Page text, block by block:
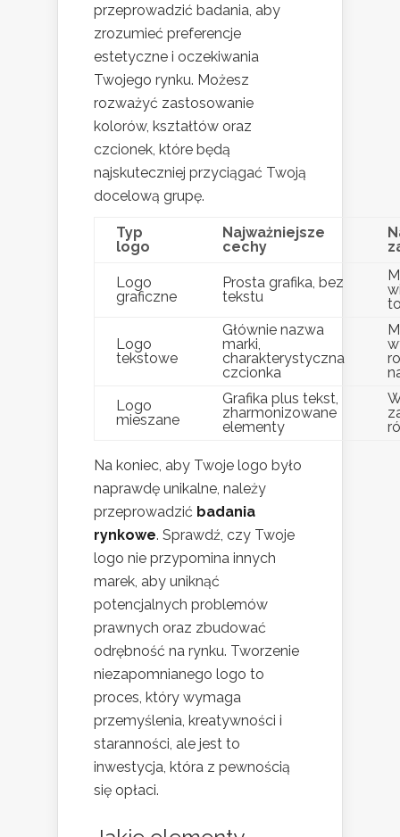
przeprowadzić badania, aby
zrozumieć preferencje
estetyczne i oczekiwania
Twojego rynku. Możesz
rozważyć zastosowanie
kolorów, kształtów oraz
czcionek, które będą
najskuteczniej przyciągać Twoją
docelową grupę.
Typ
logo
Najważniejsze
cechy
Logo
graficzne
Prosta grafika, bez
tekstu
Logo
tekstowe
Głównie nazwa
marki,
charakterystyczna
czcionka
Logo
mieszane
Grafika plus tekst,
zharmonizowane
elementy
Na koniec, aby Twoje logo było
naprawdę unikalne, należy
przeprowadzić badania
rynkowe. Sprawdź, czy Twoje
logo nie przypomina innych
marek, aby uniknąć
potencjalnych problemów
prawnych oraz zbudować
odrębność na rynku. Tworzenie
niezapomnianego logo to
proces, który wymaga
przemyślenia, kreatywności i
staranności, ale jest to
inwestycja, która z pewnością
się opłaci.